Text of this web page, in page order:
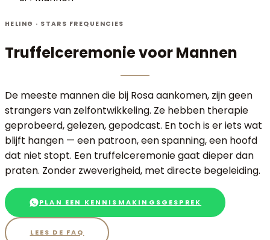
HELING · STARS FREQUENCIES
Truffelceremonievoor Mannen
De meeste mannen die bij Rosa aankomen, zijn geen
strangers van zelfontwikkeling. Ze hebben therapie
geprobeerd, gelezen, gepodcast. En toch is er iets wat
blijft hangen — een patroon, een spanning, een hoofd
dat niet stopt. Een truffelceremonie gaat dieper dan
praten. Zonder zweverigheid, met directe begeleiding.
PLAN EEN KENNISMAKINGSGESPREK
LEES DE FAQ